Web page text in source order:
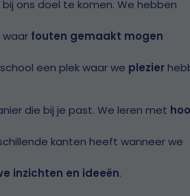
ons doel te komen. We hebben
waar fouten gemaakt mogen
een plek waar we plezier
die bij je past. We leren met
kanten heeft wanneer we
inzichten en ideeën.